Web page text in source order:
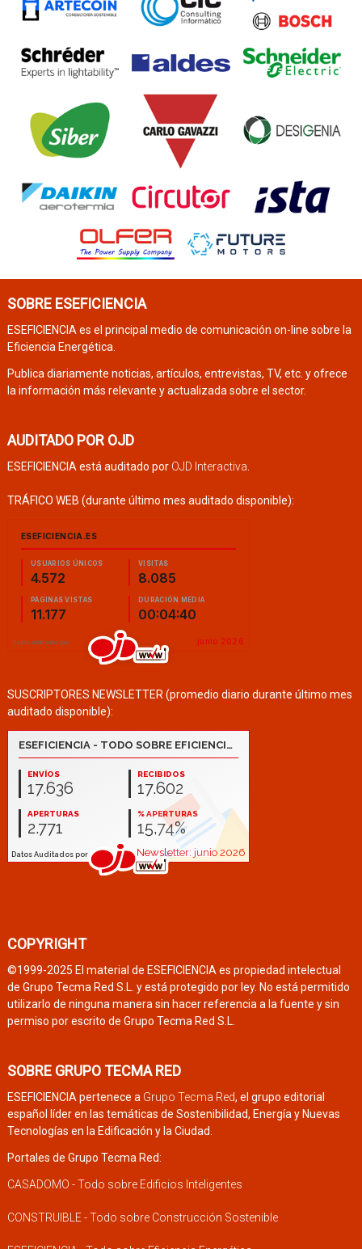
SOBRE ESEFICIENCIA
ESEFICIENCIA es el principal medio de comunicación on-line sobre la
Eficiencia Energética.
Publica diariamente noticias, artículos, entrevistas, TV, etc. y ofrece
la información más relevante y actualizada sobre el sector.
AUDITADO POR OJD
ESEFICIENCIA está auditado por OJD Interactiva
TRÁFICO WEB (durante último mes auditado disponible):
SUSCRIPTORES NEWSLETTER (promedio diario durante último mes
auditado disponible):
COPYRIGHT
©1999-2025 El material de ESEFICIENCIA es propiedad intelectual
de Grupo Tecma Red S.L. y está protegido por ley. No está permitido
utilizarlo de ninguna manera sin hacer referencia a la fuente y sin
permiso por escrito de Grupo Tecma Red S.L.
SOBRE GRUPO TECMA RED
ESEFICIENCIA pertenece a Grupo Tecma Red, el grupo editorial
español líder en las temáticas de Sostenibilidad, Energía y Nuevas
Tecnologías en la Edificación y la Ciudad.
Portales de Grupo Tecma Red:
CASADOMO - Todo sobre Edificios Inteligentes
CONSTRUIBLE - Todo sobre Construcción Sostenible